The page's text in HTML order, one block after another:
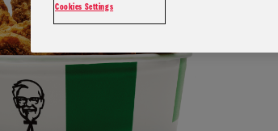
Cookies Settings